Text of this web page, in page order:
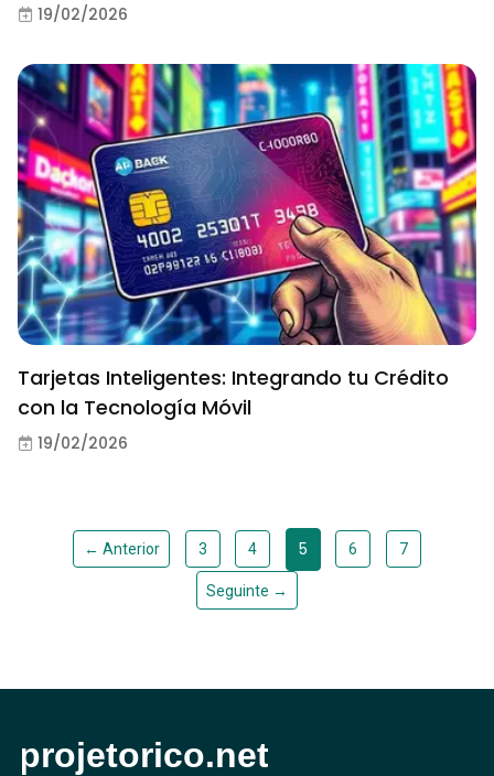
19/02/2026
Tarjetas Inteligentes: Integrando tu Crédito
con la Tecnología Móvil
19/02/2026
← Anterior 3 4 5 6 7
Seguinte →